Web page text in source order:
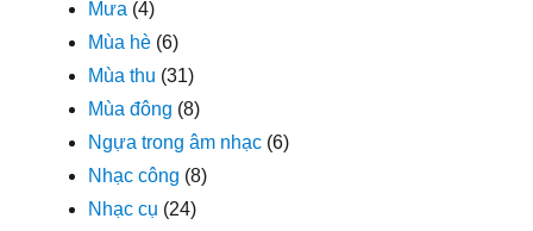
Mưa (4)
Mùa hè (6)
Mùa thu (31)
Mùa đông (8)
Ngựa trong âm nhạc (6)
Nhạc công (8)
Nhạc cụ (24)